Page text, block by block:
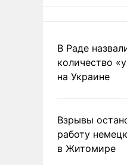
В Раде
количество
на Украине
Взрывы
работу
в Житомире